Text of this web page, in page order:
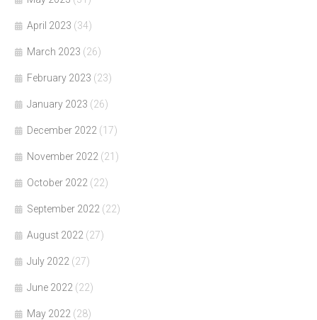
April 2023 (34)
March 2023 (26)
February 2023 (23)
January 2023 (26)
December 2022 (17)
November 2022 (21)
October 2022 (22)
September 2022 (22)
August 2022 (27)
July 2022 (27)
June 2022 (22)
May 2022 (28)